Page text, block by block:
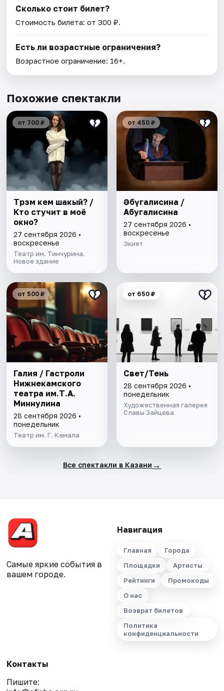
Сколько стоит билет?
Стоимость билета: от 300 ₽.
Есть ли возрастные ограничения?
Возрастное ограничение: 16+.
Похожие спектакли
от 700 ₽
Тәрәзәмә кем шакый? /
Кто стучит в моё
окно?
27 сентября 2026 •
воскресенье
Театр им. Тинчурина.
Новое здание
от 450 ₽
Әбүгалисина /
Абугалисина
27 сентября 2026 •
воскресенье
Экият
от 500 ₽
Галия / Гастроли
Нижнекамского
театра им.Т.А.
Миннулина
28 сентября 2026 •
понедельник
Театр им. Г. Камала
от 650 ₽
Свет/Тень
28 сентября 2026 •
понедельник
Художественная галерея
Славы Зайцева
Все спектакли в Казани →
Самые яркие события в
вашем городе.
Навигация
Главная
Города
Площадки
Артисты
Рейтинги
Промокоды
О нас
Возврат билетов
Политика
конфиденциальности
Контакты
Пишите: